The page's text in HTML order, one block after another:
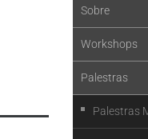
Sobre
Workshops
Palestras
Palestras